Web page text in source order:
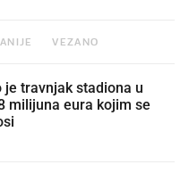
VEZANO
milijuna eura kojim se